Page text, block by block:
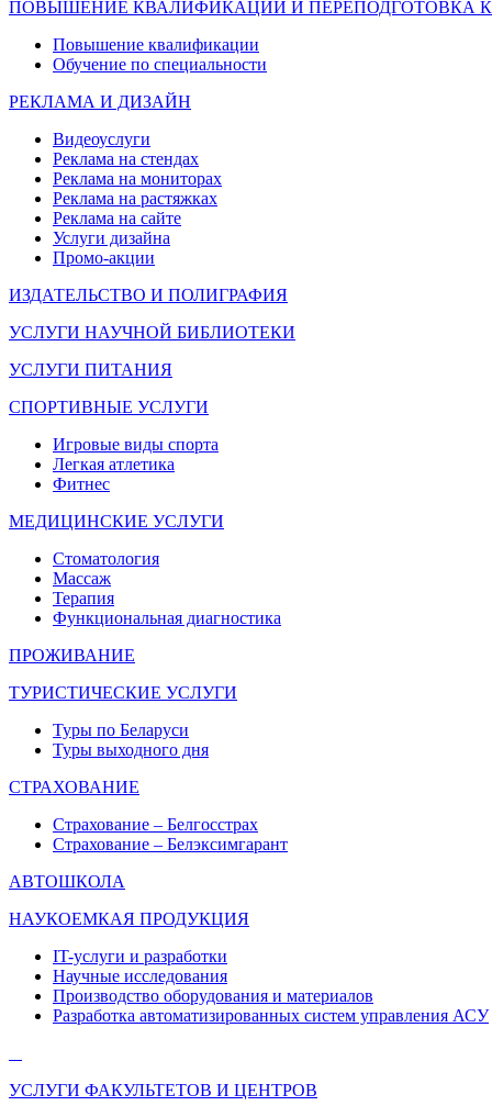
ПОВЫШЕНИЕ КВАЛИФИКАЦИИ И ПЕРЕПОДГОТОВКА
Повышение квалификации
Обучение по специальности
РЕКЛАМА И ДИЗАЙН
Видеоуслуги
Реклама на стендах
Реклама на мониторах
Реклама на растяжках
Реклама на сайте
Услуги дизайна
Промо-акции
ИЗДАТЕЛЬСТВО И ПОЛИГРАФИЯ
УСЛУГИ НАУЧНОЙ БИБЛИОТЕКИ
УСЛУГИ ПИТАНИЯ
СПОРТИВНЫЕ УСЛУГИ
Игровые виды спорта
Легкая атлетика
Фитнес
МЕДИЦИНСКИЕ УСЛУГИ
Стоматология
Массаж
Терапия
Функциональная диагностика
ПРОЖИВАНИЕ
ТУРИСТИЧЕСКИЕ УСЛУГИ
Туры по Беларуси
Туры выходного дня
СТРАХОВАНИЕ
Страхование – Белгосстрах
Страхование – Белэксимгарант
АВТОШКОЛА
НАУКОЕМКАЯ ПРОДУКЦИЯ
IT-услуги и разработки
Научные исследования
Производство оборудования и материалов
Разработка автоматизированных систем управления АСУ
УСЛУГИ ФАКУЛЬТЕТОВ И ЦЕНТРОВ